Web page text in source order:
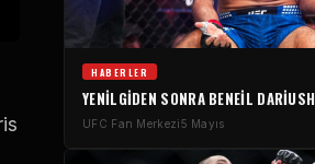
HABERLER
YENILGIDEN SONRA BENEIL DARIUSH
UFC Fan Merkezi5 Mayıs